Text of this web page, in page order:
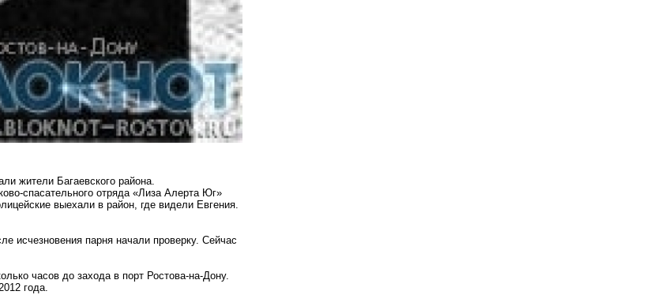
жители Багаевского района.
спасательного отряда «Лиза Алерта Юг»
выехали в район, где видели Евгения.
исчезновения парня начали проверку. Сейчас
часов до захода в порт Ростова-на-Дону.
года.